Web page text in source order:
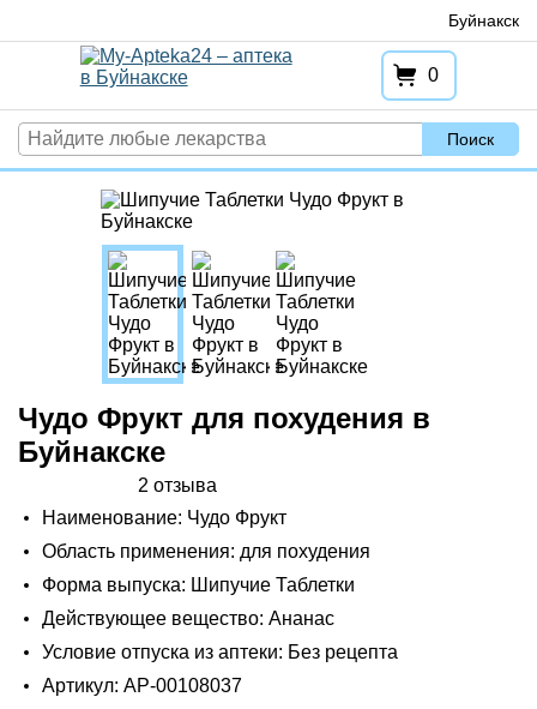
содержимому
Буйнакск
0
Поиск
Чудо Фрукт для похудения в
Буйнакске
2 отзыва
Наименование: Чудо Фрукт
Область применения: для похудения
Форма выпуска: Шипучие Таблетки
Действующее вещество: Ананас
Условие отпуска из аптеки: Без рецепта
Артикул: AP-00108037